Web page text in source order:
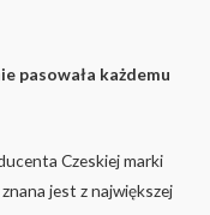
pasowała każdemu
Czeskiej marki
jest z największej